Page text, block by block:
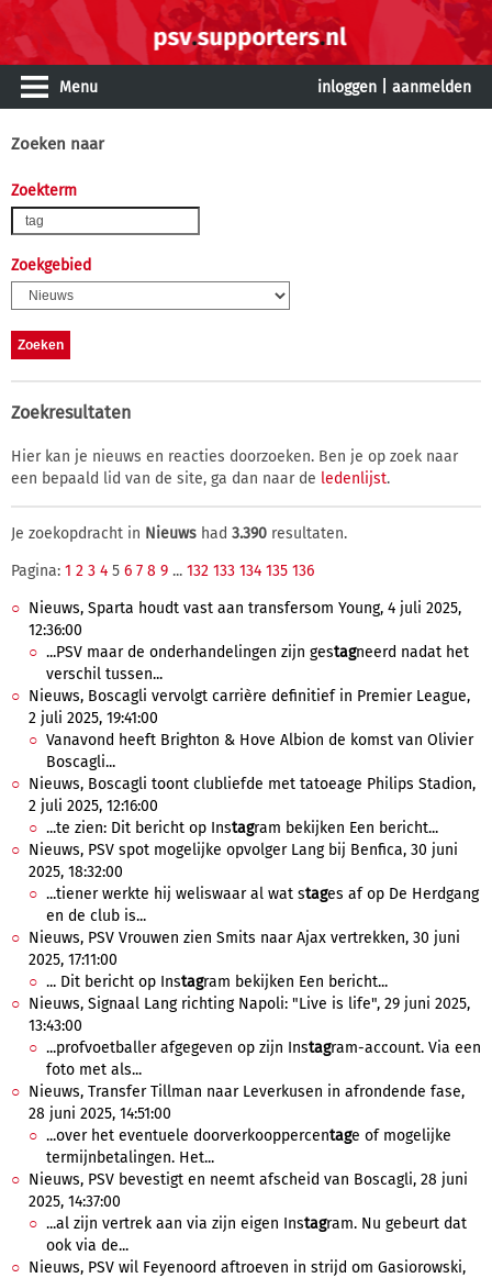
Menu inloggen aanmelden
Zoeken naar
Zoekterm
Zoekgebied
Zoekresultaten
Hier kan je nieuws en reacties doorzoeken. Ben je op zoek naar
een bepaald lid van de site, ga dan naar de ledenlijst.
Je zoekopdracht in Nieuws had 3.390 resultaten.
Pagina: 1 2 3 4 5 6 7 8 9 ... 132 133 134 135 136
Nieuws, Sparta houdt vast aan transfersom Young, 4 juli 2025,
12:36:00
...PSV maar de onderhandelingen zijn gestagneerd nadat het
verschil tussen...
Nieuws, Boscagli vervolgt carrière definitief in Premier League,
2 juli 2025, 19:41:00
Vanavond heeft Brighton & Hove Albion de komst van Olivier
Boscagli...
Nieuws, Boscagli toont clubliefde met tatoeage Philips Stadion,
2 juli 2025, 12:16:00
...te zien: Dit bericht op Instagram bekijken Een bericht...
Nieuws, PSV spot mogelijke opvolger Lang bij Benfica, 30 juni
2025, 18:32:00
...tiener werkte hij weliswaar al wat stages af op De Herdgang
en de club is...
Nieuws, PSV Vrouwen zien Smits naar Ajax vertrekken, 30 juni
2025, 17:11:00
... Dit bericht op Instagram bekijken Een bericht...
Nieuws, Signaal Lang richting Napoli: "Live is life", 29 juni 2025,
13:43:00
...profvoetballer afgegeven op zijn Instagram-account. Via een
foto met als...
Nieuws, Transfer Tillman naar Leverkusen in afrondende fase,
28 juni 2025, 14:51:00
...over het eventuele doorverkooppercentage of mogelijke
termijnbetalingen. Het...
Nieuws, PSV bevestigt en neemt afscheid van Boscagli, 28 juni
2025, 14:37:00
...al zijn vertrek aan via zijn eigen Instagram. Nu gebeurt dat
ook via de...
Nieuws, PSV wil Feyenoord aftroeven in strijd om Gasiorowski,